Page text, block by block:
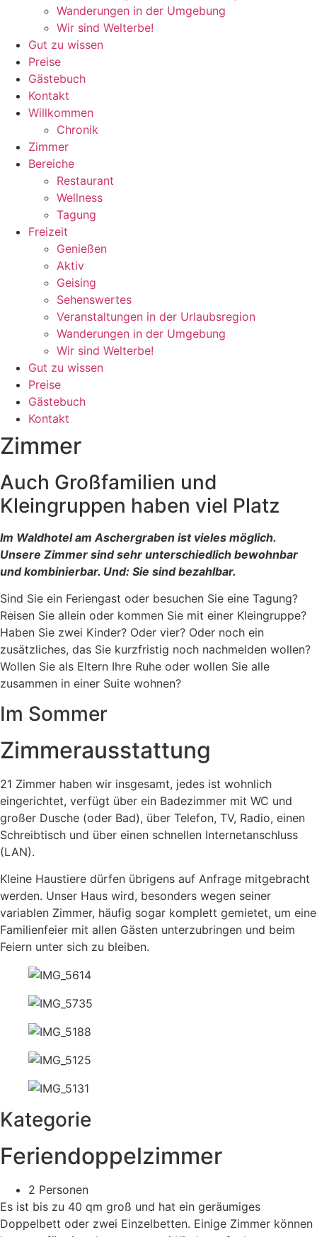
Wanderungen in der Umgebung
Wir sind Welterbe!
Gut zu wissen
Preise
Gästebuch
Kontakt
Willkommen
Chronik
Zimmer
Bereiche
Restaurant
Wellness
Tagung
Freizeit
Genießen
Aktiv
Geising
Sehenswertes
Veranstaltungen in der Urlaubsregion
Wanderungen in der Umgebung
Wir sind Welterbe!
Gut zu wissen
Preise
Gästebuch
Kontakt
Zimmer
Auch Großfamilien und
Kleingruppen haben viel Platz
Im Waldhotel am Aschergraben ist vieles möglich.
Unsere Zimmer sind sehr unterschiedlich bewohnbar
und kombinierbar. Und: Sie sind bezahlbar.
Sind Sie ein Feriengast oder besuchen Sie eine Tagung?
Reisen Sie allein oder kommen Sie mit einer Kleingruppe?
Haben Sie zwei Kinder? Oder vier? Oder noch ein
zusätzliches, das Sie kurzfristig noch nachmelden wollen?
Wollen Sie als Eltern Ihre Ruhe oder wollen Sie alle
zusammen in einer Suite wohnen?
Im Sommer
Zimmerausstattung
21 Zimmer haben wir insgesamt, jedes ist wohnlich
eingerichtet, verfügt über ein Badezimmer mit WC und
großer Dusche (oder Bad), über Telefon, TV, Radio, einen
Schreibtisch und über einen schnellen Internetanschluss
(LAN).
Kleine Haustiere dürfen übrigens auf Anfrage mitgebracht
werden. Unser Haus wird, besonders wegen seiner
variablen Zimmer, häufig sogar komplett gemietet, um eine
Familienfeier mit allen Gästen unterzubringen und beim
Feiern unter sich zu bleiben.
Kategorie
Feriendoppelzimmer
2 Personen
Es ist bis zu 40 qm groß und hat ein geräumiges
Doppelbett oder zwei Einzelbetten. Einige Zimmer können